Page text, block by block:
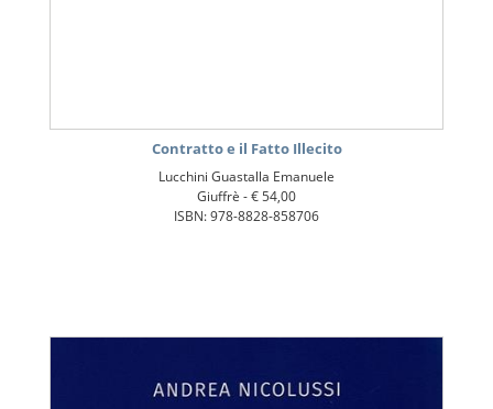
Contratto e il Fatto Illecito
Lucchini Guastalla Emanuele
Giuffrè -€ 54,00
ISBN: 978-8828-858706